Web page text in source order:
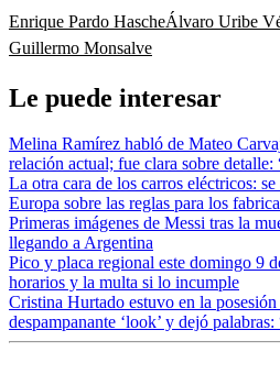
Enrique Pardo HascheÁlvaro Uribe
Guillermo Monsalve
Le puede interesar
Melina Ramírez habló de Mateo
relación actual; fue clara sobre
La otra cara de los carros eléctricos:
Europa sobre las reglas para los
Primeras imágenes de Messi tras la
llegando a Argentina
Pico y placa regional este domingo 9
horarios y la multa si lo incumple
Cristina Hurtado estuvo en la
despampanante ‘look’ y dejó